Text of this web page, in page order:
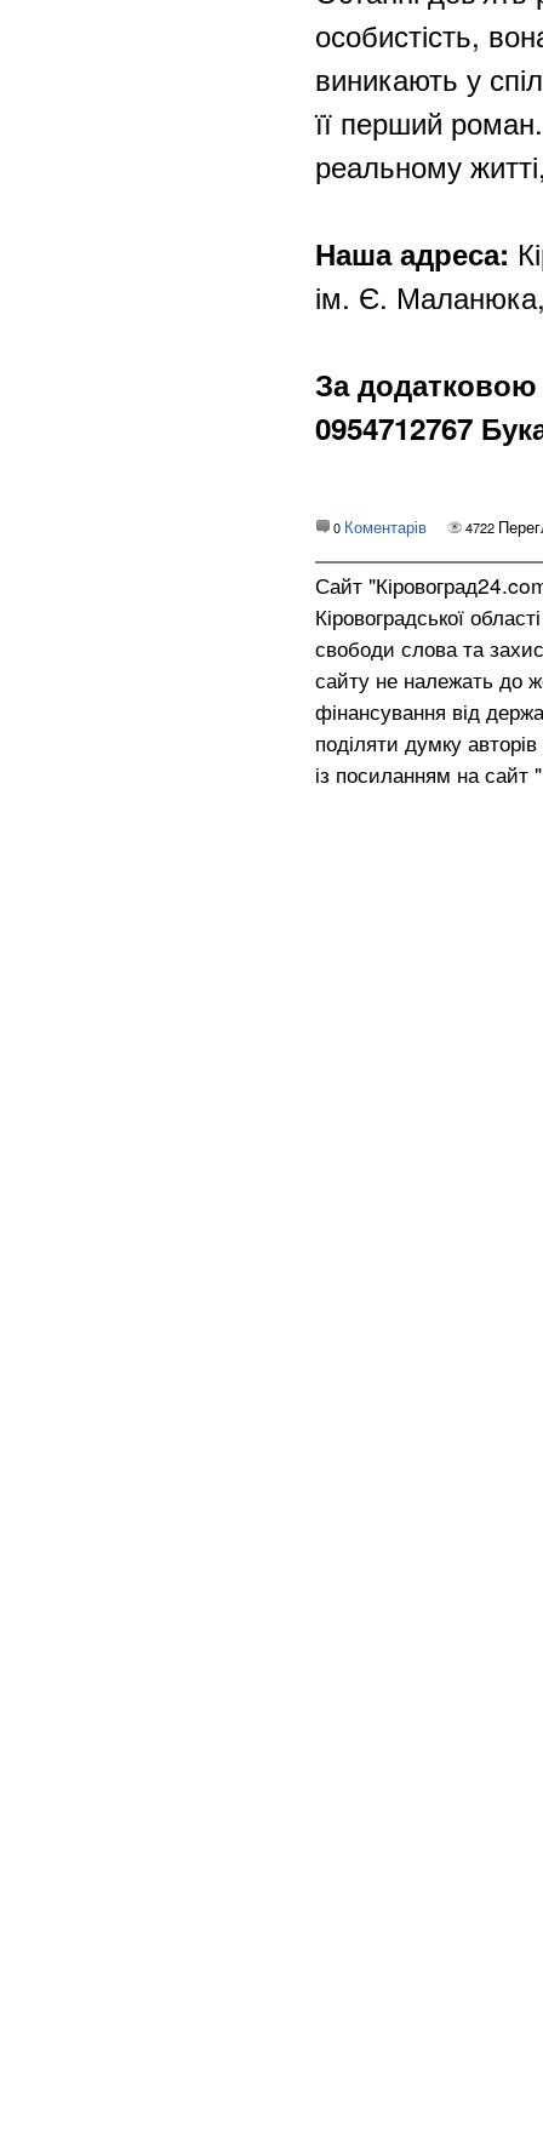
особистість,
виникають у
її перший
реальному
Наша адреса:
ім. Є.
За
0954712767
0 Коментарів 4722
Сайт
Кіровоградської
свободи слова та
сайту не належать до
фінансування від
поділяти думку
із посиланням на сайт